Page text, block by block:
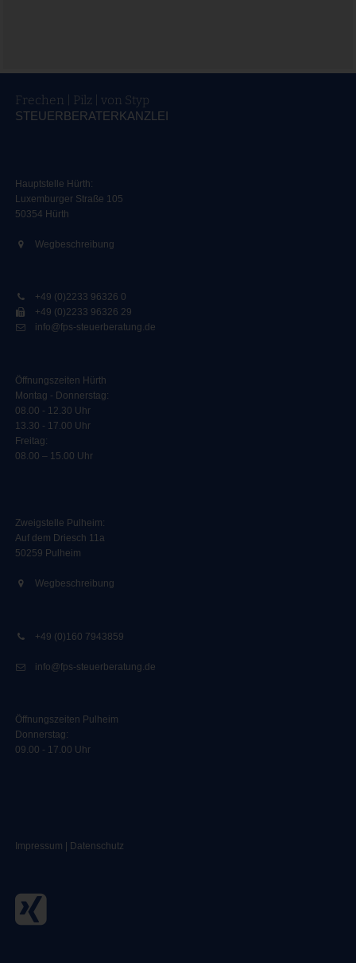
Frechen | Pilz | von Styp
STEUERBERATERKANZLEI
Hauptstelle Hürth:
Luxemburger Straße 105
50354 Hürth
Wegbeschreibung
+49 (0)2233 96326 0
+49 (0)2233 96326 29
info@fps-steuerberatung.de
Öffnungszeiten Hürth
Montag - Donnerstag:
08.00 - 12.30 Uhr
13.30 - 17.00 Uhr
Freitag:
08.00 – 15.00 Uhr
Zweigstelle Pulheim:
Auf dem Driesch 11a
50259 Pulheim
Wegbeschreibung
+49 (0)160 7943859
info@fps-steuerberatung.de
Öffnungszeiten Pulheim
Donnerstag:
09.00 - 17.00 Uhr
Impressum Datenschutz